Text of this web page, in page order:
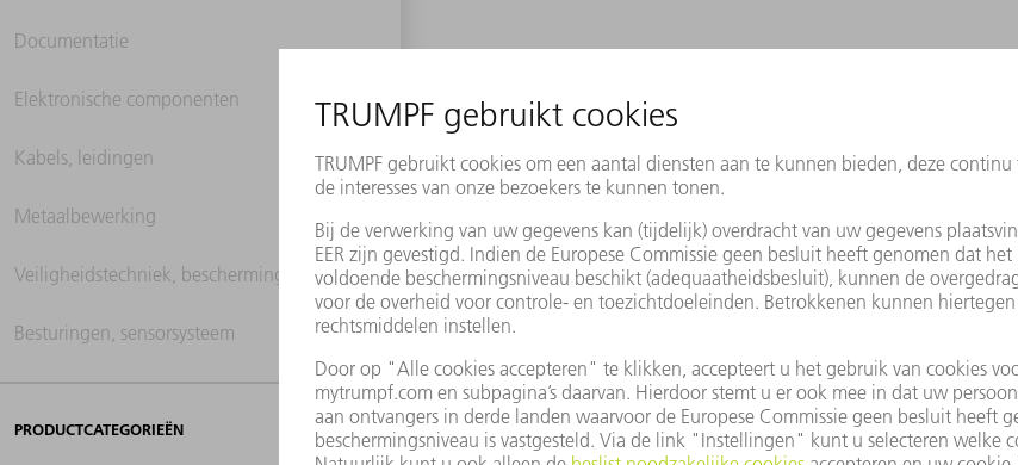
Documentatie
Elektronische componenten
Kabels, leidingen
Metaalbewerking
Veiligheidstechniek, beschermingstechniek
Besturingen, sensorsysteem
PRODUCTCATEGORIEËN